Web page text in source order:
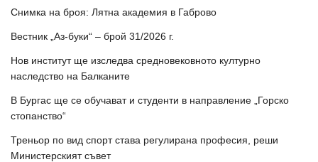
Снимка на броя: Лятна академия в Габрово
Вестник „Аз-буки“ – брой 31/2026 г.
Нов институт ще изследва средновековното културно
наследство на Балканите
В Бургас ще се обучават и студенти в направление „Горско
стопанство“
Треньор по вид спорт става регулирана професия, реши
Министерският съвет